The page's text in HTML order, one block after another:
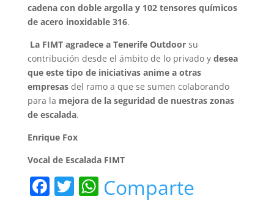
cadena con doble argolla y 102 tensores químicos
de acero inoxidable 316.
La FIMT agradece a Tenerife Outdoor su
contribución desde el ámbito de lo privado y desea
que este tipo de iniciativas anime a otras
empresasdel ramo a que se sumen colaborando
para la mejora de la seguridad de nuestras zonas
de escalada.
Enrique Fox
Vocal de Escalada FIMT
F T W
Comparte